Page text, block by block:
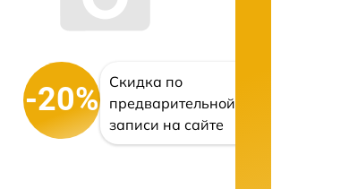
-20%
Скидка по
предварительной
записи на сайте